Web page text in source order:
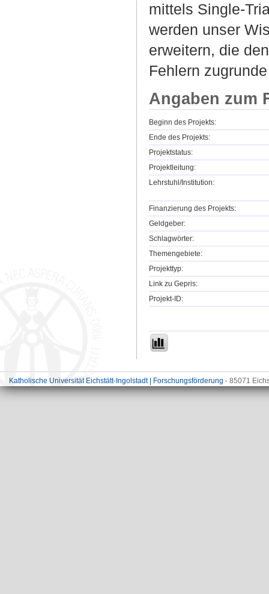
mittels Single-
werden unser
erweitern, die
Fehlern
Angaben zum
Beginn des Projekts:
Ende des Projekts:
Projektstatus:
Projektleitung:
Lehrstuhl/Institution:
Finanzierung des Projekts:
Geldgeber:
Schlagwörter:
Themengebiete:
Projekttyp:
Link zu Gepris:
Projekt-ID:
Katholische Universität Eichstätt-Ingolstadt | Forschungsförderung - 85071